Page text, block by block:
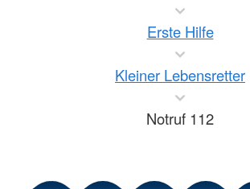
Erste Hilfe
Kleiner Lebensretter
Notruf 112